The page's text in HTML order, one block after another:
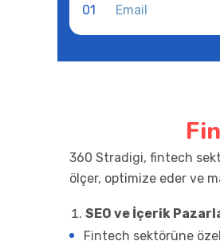
01
360 Stradigi, fintech
ölçer, optimize eder ve
SEO ve İçerik
Fintech sektörüne